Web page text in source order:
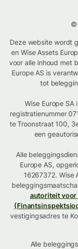
©
Deze website wordt
en Wise Assets
voor alle inhoud met
Europe AS is
tot
Wise Europe
registratienummer
te Troonstraat 100,
een
Alle
Europe AS,
16267372. Wise
autoriteit voor
vestigingsadres te
Alle